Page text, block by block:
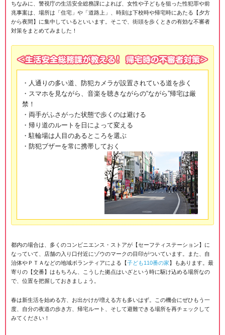
ちなみに、警視庁の生活安全総務課によれば、女性や子どもを狙った性犯罪や前
兆事案は、場所は「住宅」や「道路上」、時刻は下校時や帰宅時にあたる【夕方
から夜間】に集中しているといいます。そこで、街頭を歩くときの有効な不審者
対策をまとめてみました！
・人通りの多い道、防犯カメラが設置されている道を歩く
・スマホを見ながら、音楽を聴きながらの“ながら”帰宅は厳
禁！
・両手がふさがった状態で歩くのは避ける
・帰り道のルートを日によって変える
・駐輪場は人目のあるところを選ぶ
・防犯ブザーを常に携帯しておく
都内の場合は、多くのコンビニエンス・ストアが【セーフティステーション】に
なっていて、店舗の入り口付近にゾウのマークの目印がついています。また、自
治体やＰＴＡなどの地域ボランティアによる【子ども110番の家 】もあります。最
寄りの【交番】はもちろん、こうした拠点はいざという時に駆け込める場所なの
で、位置を把握しておきましょう。
春は新生活を始める方、お出かけが増える方も多いはず。この機会にぜひもう一
度、自分の夜道の歩き方、帰宅ルート、そして避難できる場所を再チェックして
みてください！